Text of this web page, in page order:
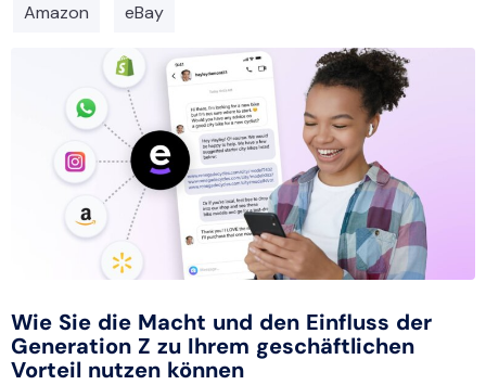
Amazon eBay
Wie Sie die Macht und den Einfluss der
Generation Z zu Ihrem geschäftlichen
Vorteil nutzen können